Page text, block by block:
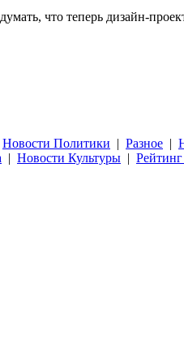
что теперь дизайн-
Новости Политики | Разное |
| Новости Культуры |